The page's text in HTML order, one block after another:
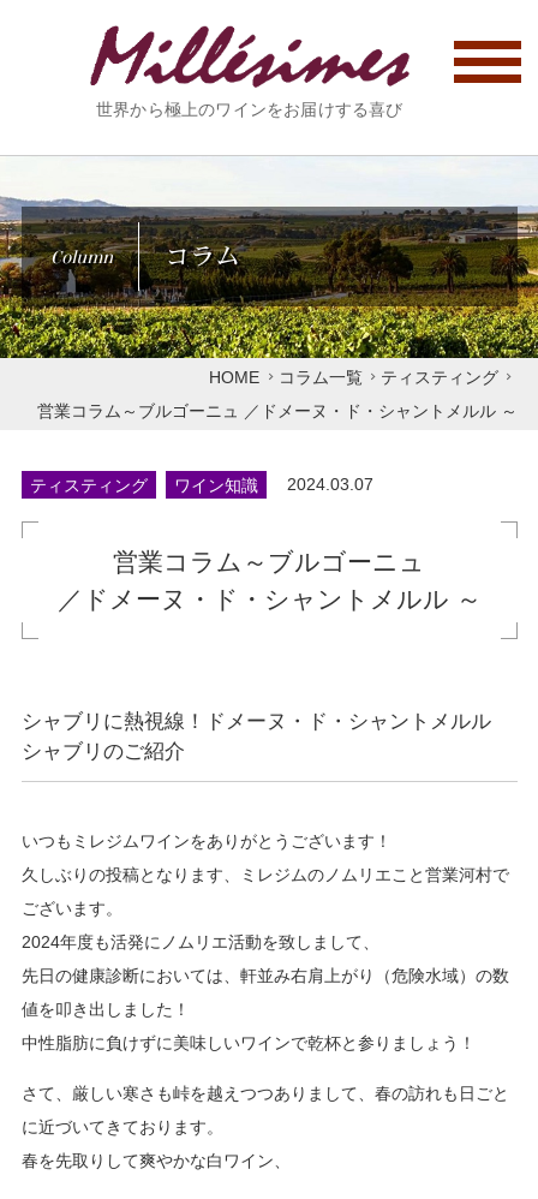
世界から極上のワインをお届けする喜び
Column コラム
HOME コラム一覧
ティスティング
営業コラム～ブルゴーニュ ／ドメーヌ・ド・シャントメルル ～
ティスティング ワイン知識 2024.03.07
営業コラム～ブルゴーニュ
／ドメーヌ・ド・シャントメルル ～
シャブリに熱視線！ドメーヌ・ド・シャントメルル
シャブリのご紹介
いつもミレジムワインをありがとうございます！
久しぶりの投稿となります、ミレジムのノムリエこと営業河村で
ございます。
2024年度も活発にノムリエ活動を致しまして、
先日の健康診断においては、軒並み右肩上がり（危険水域）の数
値を叩き出しました！
中性脂肪に負けずに美味しいワインで乾杯と参りましょう！
さて、厳しい寒さも峠を越えつつありまして、春の訪れも日ごと
に近づいてきております。
春を先取りして爽やかな白ワイン、